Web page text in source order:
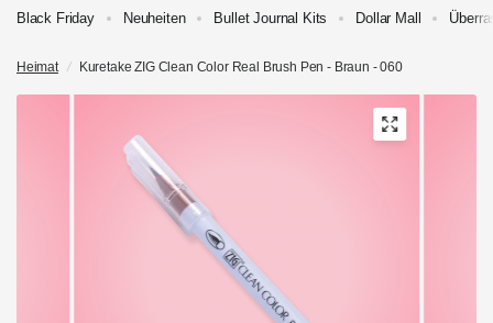
Black Friday Neuheiten Bullet Journal Kits Dollar Mall
Heimat / Kuretake ZIG Clean Color Real Brush Pen - Braun - 060